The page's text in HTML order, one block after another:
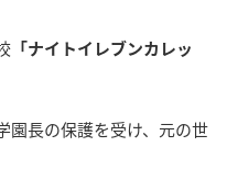
「ナイトイレブンカレッ
園長の保護を受け、元の世